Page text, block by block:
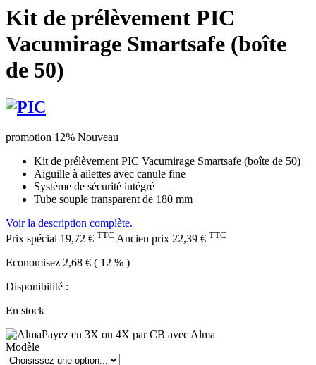
Kit de prélèvement PIC
Vacumirage Smartsafe (boîte
de 50)
promotion 12% Nouveau
Kit de prélèvement PIC Vacumirage Smartsafe (boîte de 50)
Aiguille à ailettes avec canule fine
Système de sécurité intégré
Tube souple transparent de 180 mm
Voir la description complète.
Prix spécial 19,72 € TTC Ancien prix 22,39 € TTC
Economisez 2,68 € ( 12 % )
Disponibilité :
En stock
Payez en 3X ou 4X par CB avec Alma
Modèle